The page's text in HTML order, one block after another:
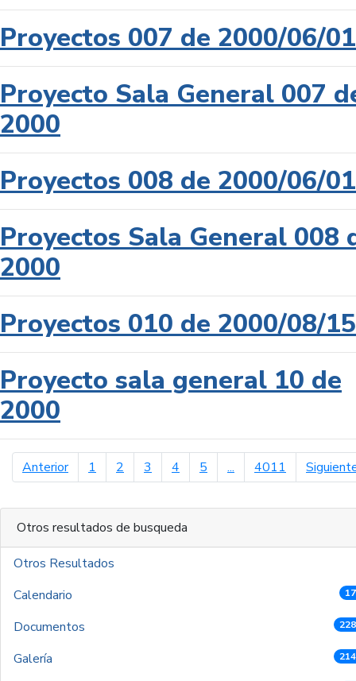
Proyectos 007 de 2000/06/01
Proyecto Sala General 007
2000
Proyectos 008 de 2000/06/01
Proyectos Sala General 008
2000
Proyectos 010 de 2000/08/15
Proyecto sala general 10 de
2000
Anteriorpágina anterior
1 2 3 4 5 ... 4011
Otros resultados de busqueda
Otros Resultados
Calendario
Documentos
Galería